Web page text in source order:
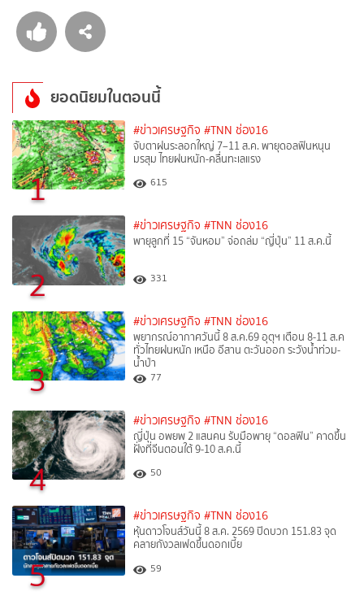
ยอดนิยมในตอนนี้
1
#ข่าวเศรษฐกิจ #TNN ช่อง16
จับตาฝนระลอกใหญ่ 7–11 ส.ค. พายุดอลฟินหนุน
มรสุม ไทยฝนหนัก-คลื่นทะเลแรง
615
2
#ข่าวเศรษฐกิจ #TNN ช่อง16
พายุลูกที่ 15 “จันหอม” จ่อถล่ม “ญี่ปุ่น” 11 ส.ค.นี้
331
3
#ข่าวเศรษฐกิจ #TNN ช่อง16
พยากรณ์อากาศวันนี้ 8 ส.ค.69 อุตุฯ เตือน 8-11 ส.ค
ทั่วไทยฝนหนัก เหนือ อีสาน ตะวันออก ระวังน้ำท่วม-
น้ำป่า
77
4
#ข่าวเศรษฐกิจ #TNN ช่อง16
ญี่ปุ่น อพยพ 2 แสนคน รับมือพายุ “ดอลฟิน” คาดขึ้น
ฝั่งที่จีนตอนใต้ 9-10 ส.ค.นี้
50
5
#ข่าวเศรษฐกิจ #TNN ช่อง16
หุ้นดาวโจนส์วันนี้ 8 ส.ค. 2569 ปิดบวก 151.83 จุด
คลายกังวลเฟดขึ้นดอกเบี้ย
59